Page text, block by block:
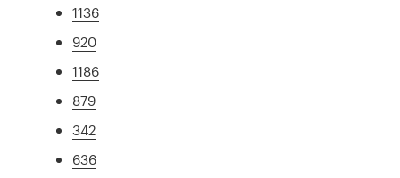
1136
920
1186
879
342
636